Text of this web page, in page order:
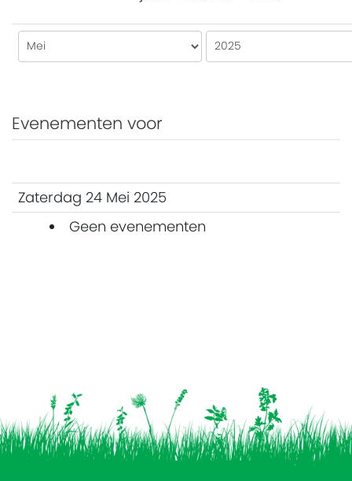
Evenementen voor
Zaterdag 24 Mei 2025
Geen evenementen